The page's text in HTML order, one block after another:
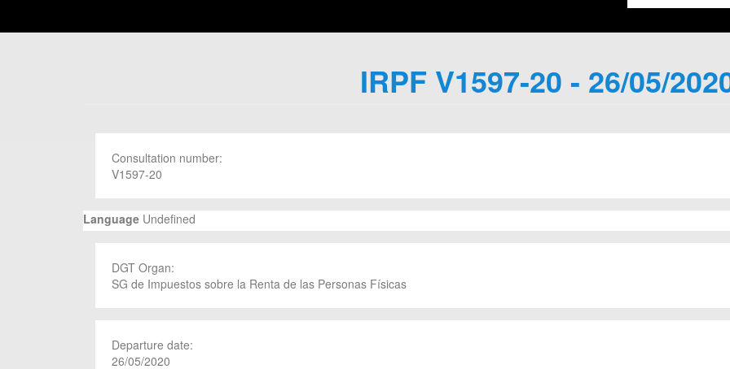
IRPF V1597-20 - 26/05/
Consultation number:
V1597-20
Language Undefined
DGT Organ:
SG de Impuestos sobre la Renta de las Personas Físicas
Departure date:
26/05/2020